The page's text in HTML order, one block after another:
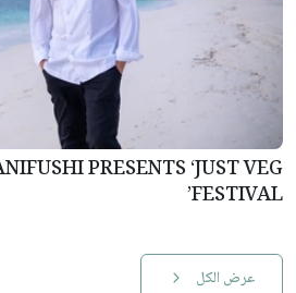
PRESENTS ‘JUST VEG
FESTIVAL’
عرض الكل